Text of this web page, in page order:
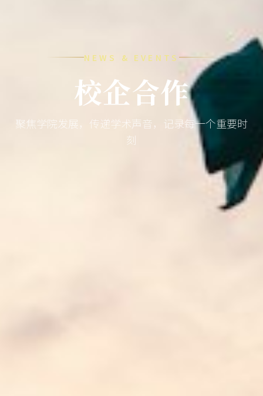
NEWS & EVENTS
校企合作
聚焦学院发展，传递学术声音，记录每一个重要时
刻